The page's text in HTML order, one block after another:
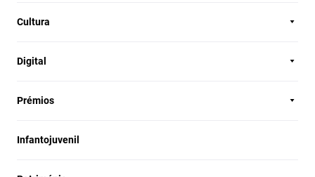
Cultura
Digital
Prémios
Infantojuvenil